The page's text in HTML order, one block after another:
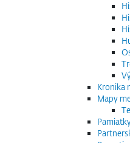
Kronika
Mapy